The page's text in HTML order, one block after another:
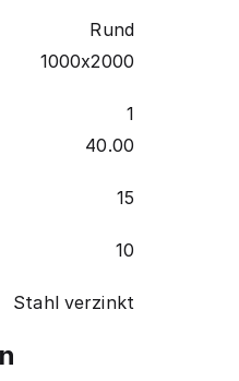
Rund
1000x2000
1
40.00
15
10
Stahl verzinkt